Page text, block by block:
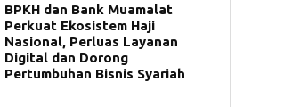
BPKH dan Bank Muamalat
Perkuat Ekosistem Haji
Nasional, Perluas Layanan
Digital dan Dorong
Pertumbuhan Bisnis Syariah